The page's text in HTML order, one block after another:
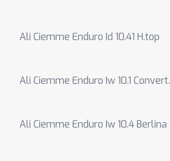
Ali Ciemme Enduro Id 10.41 H.top
Ali Ciemme Enduro Iw 10.1 Convert.
Ali Ciemme Enduro Iw 10.4 Berlina